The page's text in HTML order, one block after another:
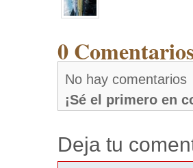
0
No hay comentarios
¡Sé el primero en
Deja tu